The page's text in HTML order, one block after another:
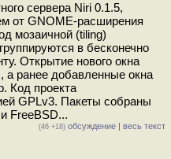
сервера Niri 0.1.5,
от GNOME-расширения
мозаичной (tiling)
в бесконечно
Открытие нового окна
а ранее добавленные окна
Код проекта
GPLv3. Пакеты собраны
FreeBSD...
(46 +18) обсуждение | весь текст